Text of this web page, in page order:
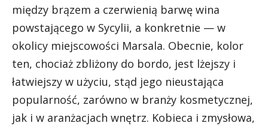
między brązem a czerwienią barwę wina
powstającego w Sycylii, a konkretnie — w
okolicy miejscowości Marsala. Obecnie, kolor
ten, chociaż zbliżony do bordo, jest lżejszy i
łatwiejszy w użyciu, stąd jego nieustająca
popularność, zarówno w branży kosmetycznej,
jak i w aranżacjach wnętrz. Kobieca i zmysłowa,